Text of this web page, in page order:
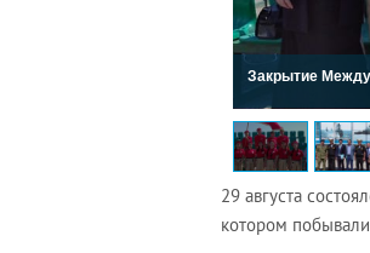
Закрытие
29 августа
котором